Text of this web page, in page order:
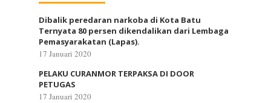
Dibalik peredaran narkoba di Kota Batu
Ternyata 80 persen dikendalikan dari Lembaga
Pemasyarakatan (Lapas).
17 Januari 2020
PELAKU CURANMOR TERPAKSA DI DOOR
PETUGAS
17 Januari 2020